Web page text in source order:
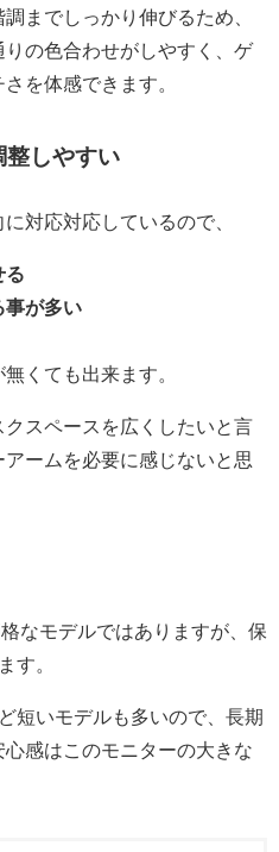
までしっかり伸びるため、
の色合わせがしやすく、ゲ
を体感できます。
整しやすい
対応対応しているので、
る
事が多い
くても出来ます。
スペースを広くしたいと言
ームを必要に感じないと思
格なモデルではありますが、保
す。
短いモデルも多いので、長期
感はこのモニターの大きな